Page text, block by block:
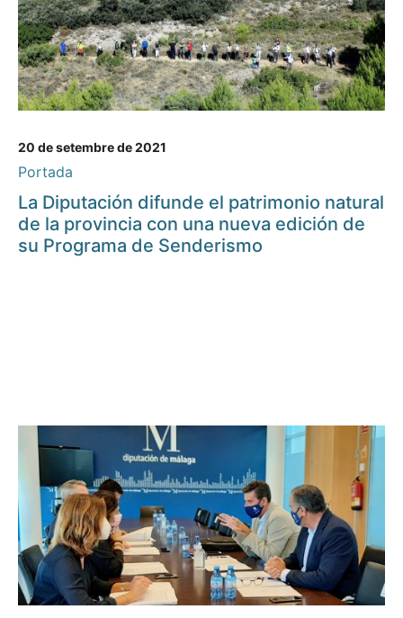
20 de setembre de 2021
Portada
La Diputación difunde el patrimonio natural
de la provincia con una nueva edición de
su Programa de Senderismo